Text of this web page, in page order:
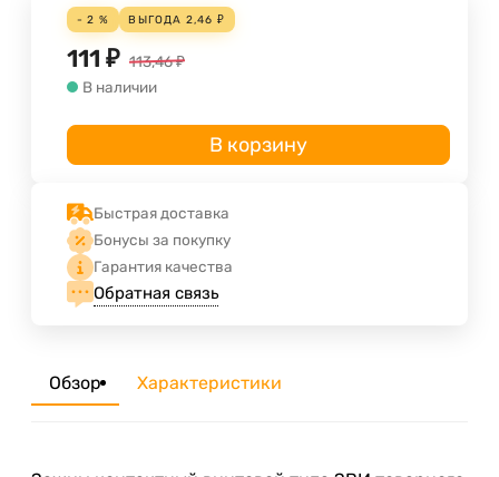
- 2 % ВЫГОДА 2,46 ₽
111 ₽ 113,46₽
В наличии
В корзину
Быстрая доставка
Бонусы за покупку
Гарантия качества
Обратная связь
Обзор Характеристики